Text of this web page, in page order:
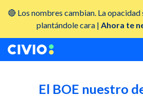
🔴 Los nombres cambian. La opacidad
plantándole cara | Ahora te
El BOE nuestro